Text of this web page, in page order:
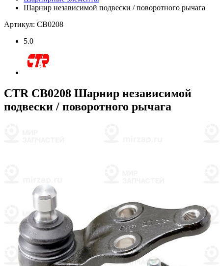
Шарнир независимой подвески / поворотного рычага
Артикул: CB0208
5.0
CTR CB0208 Шарнир независимой
подвески / поворотного рычага